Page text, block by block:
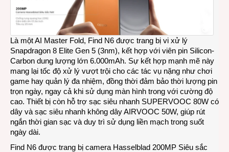
Là một AI Master Fold, Find N6 được trang bị vi xử lý
Snapdragon 8 Elite Gen 5 (3nm), kết hợp với viên pin Silicon-
Carbon dung lượng lớn 6.000mAh. Sự kết hợp mạnh mẽ này
mang lại tốc độ xử lý vượt trội cho các tác vụ nặng như chơi
game hay quản lý đa nhiệm, đồng thời đảm bảo thời lượng pin
trọn ngày, ngay cả khi sử dụng màn hình trong với cường độ
cao. Thiết bị còn hỗ trợ sạc siêu nhanh SUPERVOOC 80W có
dây và sạc siêu nhanh không dây AIRVOOC 50W, giúp rút
ngắn thời gian sạc và duy trì sử dụng liền mạch trong suốt
ngày dài.
Find N6 được trang bị camera Hasselblad 200MP Siêu sắc